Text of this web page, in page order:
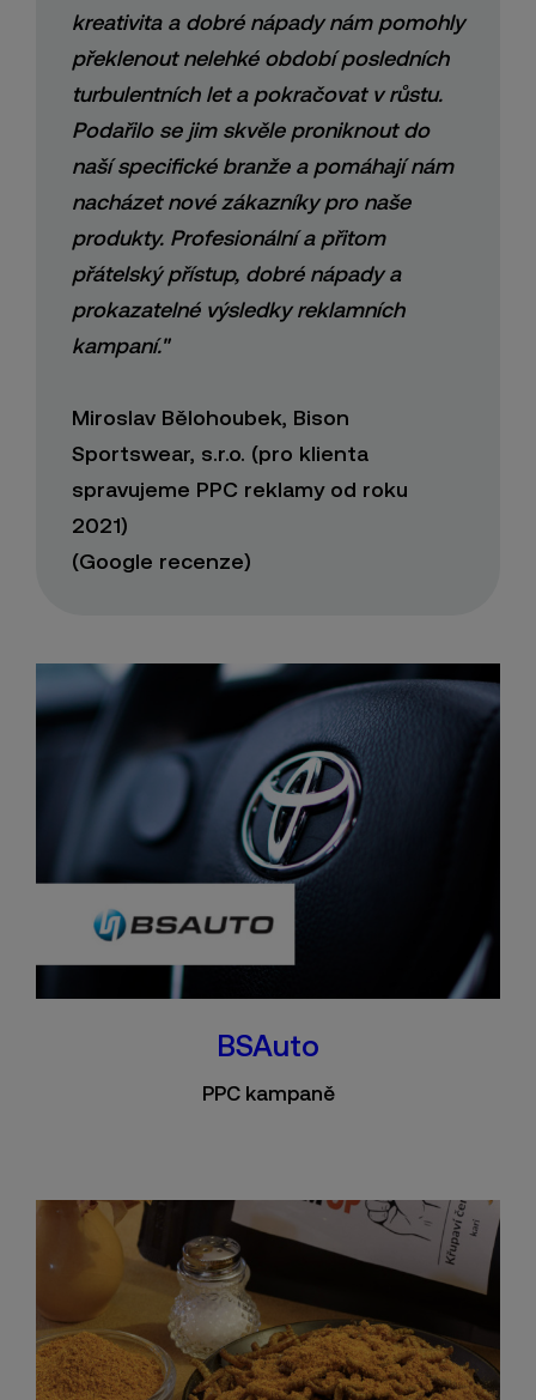
kreativita a dobré nápady nám pomohly
překlenout nelehké období posledních
turbulentních let a pokračovat v růstu.
Podařilo se jim skvěle proniknout do
naší specifické branže a pomáhají nám
nacházet nové zákazníky pro naše
produkty. Profesionální a přitom
přátelský přístup, dobré nápady a
prokazatelné výsledky reklamních
kampaní."
Miroslav Bělohoubek, Bison
Sportswear, s.r.o. (pro klienta
spravujeme PPC reklamy od roku
2021)
(Google recenze)
BSAuto
PPC kampaně